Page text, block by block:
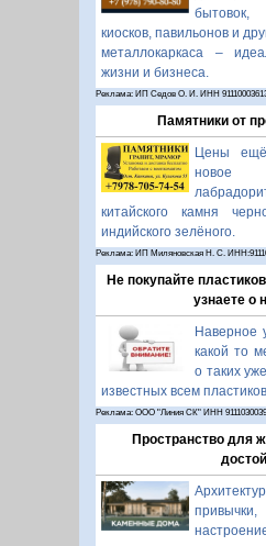
бытовок,
киосков, павильонов и
металлокаркаса –
жизни и бизнеса.
Реклама: ИП Седов О. И. ИНН
Памятники от
Цены
новое
китайского камня
индийского зелёного.
Реклама: ИП Миляновская Н. С.
Не покупайте
узнаете о
Наверное
какой то
о таких
известных всем
Реклама: ООО "Линия СК" ИНН
Пространство для